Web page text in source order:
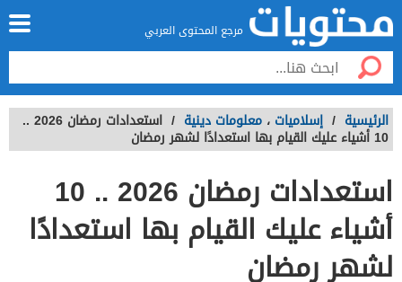
مرجع المحتوى العربي
الرئيسية / إسلاميات ، معلومات دينية / استعدادات رمضان 2026 ..
10 أشياء عليك القيام بها استعدادًا لشهر رمضان
استعدادات رمضان 2026 .. 10
أشياء عليك القيام بها استعدادًا
لشهر رمضان